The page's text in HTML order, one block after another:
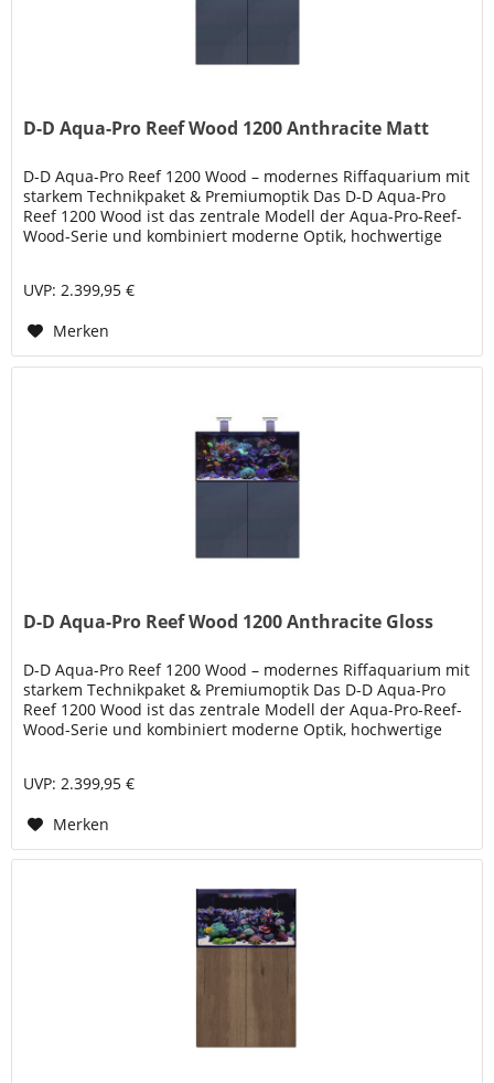
D-D Aqua-Pro Reef Wood 1200 Anthracite Matt
D-D Aqua-Pro Reef 1200 Wood – modernes Riffaquarium mit
starkem Technikpaket & Premiumoptik Das D-D Aqua-Pro
Reef 1200 Wood ist das zentrale Modell der Aqua-Pro-Reef-
Wood-Serie und kombiniert moderne Optik, hochwertige
UVP: 2.399,95 €
Merken
D-D Aqua-Pro Reef Wood 1200 Anthracite Gloss
D-D Aqua-Pro Reef 1200 Wood – modernes Riffaquarium mit
starkem Technikpaket & Premiumoptik Das D-D Aqua-Pro
Reef 1200 Wood ist das zentrale Modell der Aqua-Pro-Reef-
Wood-Serie und kombiniert moderne Optik, hochwertige
UVP: 2.399,95 €
Merken